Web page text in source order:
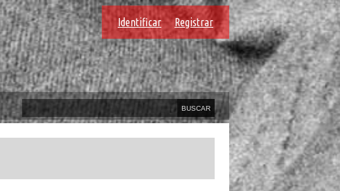
Identificar Registrar